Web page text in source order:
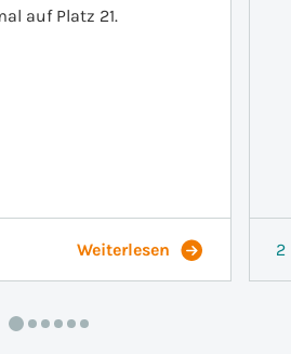
auf Platz 21.
Weiterlesen 2